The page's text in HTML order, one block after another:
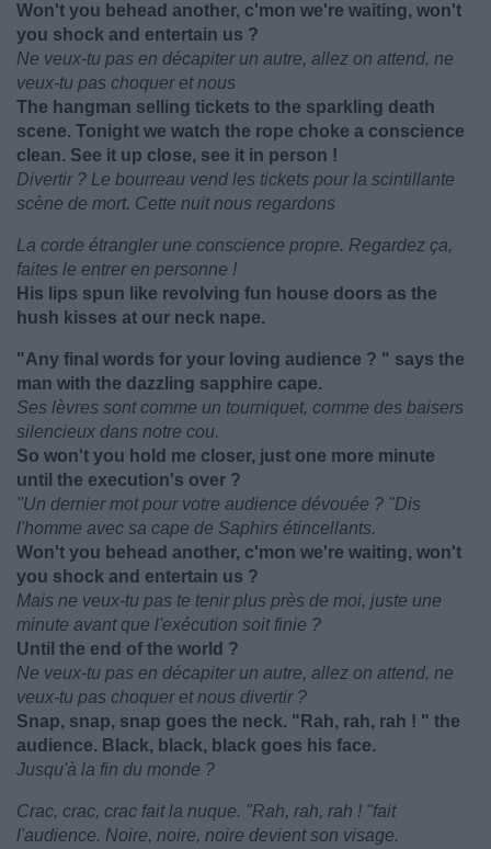
Won't you behead another, c'mon we're waiting, won't
you shock and entertain us ?
Ne veux-tu pas en décapiter un autre, allez on attend, ne
veux-tu pas choquer et nous
The hangman selling tickets to the sparkling death
scene. Tonight we watch the rope choke a conscience
clean. See it up close, see it in person !
Divertir ? Le bourreau vend les tickets pour la scintillante
scène de mort. Cette nuit nous regardons
La corde étrangler une conscience propre. Regardez ça,
faites le entrer en personne !
His lips spun like revolving fun house doors as the
hush kisses at our neck nape.
"Any final words for your loving audience ? " says the
man with the dazzling sapphire cape.
Ses lèvres sont comme un tourniquet, comme des baisers
silencieux dans notre cou.
So won't you hold me closer, just one more minute
until the execution's over ?
"Un dernier mot pour votre audience dévouée ? "Dis
l'homme avec sa cape de Saphirs étincellants.
Won't you behead another, c'mon we're waiting, won't
you shock and entertain us ?
Mais ne veux-tu pas te tenir plus près de moi, juste une
minute avant que l'exécution soit finie ?
Until the end of the world ?
Ne veux-tu pas en décapiter un autre, allez on attend, ne
veux-tu pas choquer et nous divertir ?
Snap, snap, snap goes the neck. "Rah, rah, rah ! " the
audience. Black, black, black goes his face.
Jusqu'à la fin du monde ?
Crac, crac, crac fait la nuque. "Rah, rah, rah ! "fait
l'audience. Noire, noire, noire devient son visage.